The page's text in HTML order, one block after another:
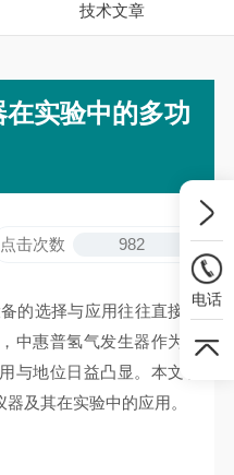
章
技术文章
实验中的多功
点击次数 982
选择与应用往往直接影
中惠普氢气发生器作为一
与地位日益凸显。本文将
及其在实验中的应用。
电话